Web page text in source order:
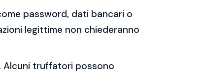
password, dati bancari o
legittime non chiederanno
Alcuni truffatori possono